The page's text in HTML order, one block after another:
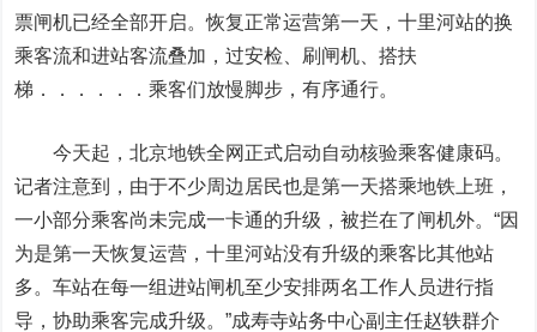
票闸机已经全部开启。恢复正常运营第一天，十里河站的换
乘客流和进站客流叠加，过安检、刷闸机、搭扶
梯．．．．．．乘客们放慢脚步，有序通行。
今天起，北京地铁全网正式启动自动核验乘客健康码。
记者注意到，由于不少周边居民也是第一天搭乘地铁上班，
一小部分乘客尚未完成一卡通的升级，被拦在了闸机外。“因
为是第一天恢复运营，十里河站没有升级的乘客比其他站
多。车站在每一组进站闸机至少安排两名工作人员进行指
导，协助乘客完成升级。”成寿寺站务中心副主任赵轶群介